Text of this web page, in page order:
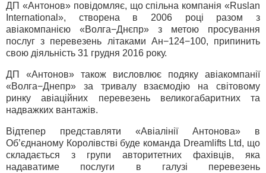
ДП «Антонов» повідомляє, що спільна компанія «Ruslan
International», створена в 2006 році разом з
авіакомпанією «Волга−Днєпр» з метою просування
послуг з перевезень літаками Ан−124−100, припинить
свою діяльність 31 грудня 2016 року.
ДП «Антонов» також висловлює подяку авіакомпанії
«Волга−Днепр» за тривалу взаємодію на світовому
ринку авіаційних перевезень великогабаритних та
надважких вантажів.
Відтепер представляти «Авіалінії Антонова» в
Об’єднаному Королівстві буде команда Dreamlifts Ltd, що
складається з групи авторитетних фахівців, яка
надаватиме послуги в галузі перевезень